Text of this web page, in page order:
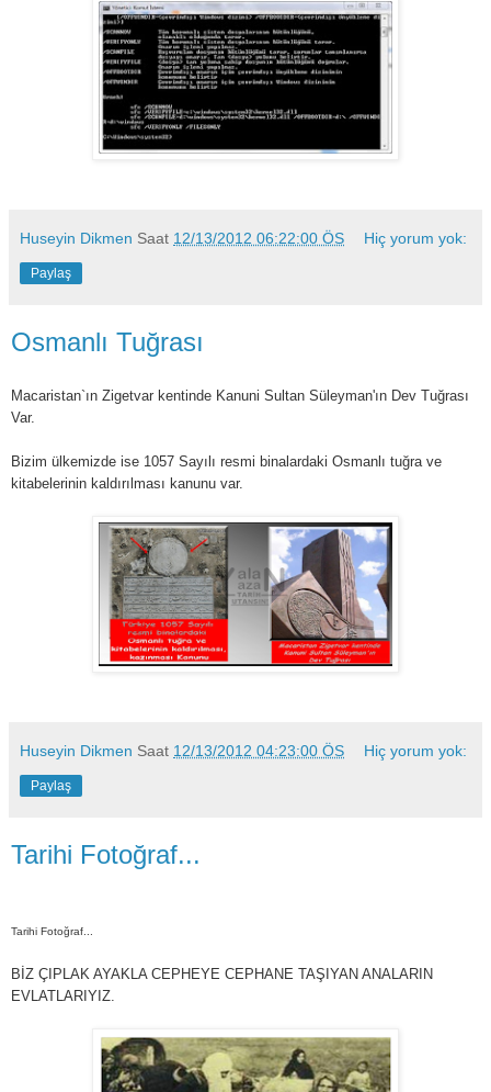
Huseyin Dikmen Saat 12/13/2012 06:22:00 ÖS Hiç yorum yok:
Paylaş
Osmanlı Tuğrası
Macaristan`ın Zigetvar kentinde Kanuni Sultan Süleyman'ın Dev Tuğrası
Var.
Bizim ülkemizde ise 1057 Sayılı resmi binalardaki Osmanlı tuğra ve
kitabelerinin kaldırılması kanunu var.
Huseyin Dikmen Saat 12/13/2012 04:23:00 ÖS Hiç yorum yok:
Paylaş
Tarihi Fotoğraf...
Tarihi Fotoğraf...
BİZ ÇIPLAK AYAKLA CEPHEYE CEPHANE TAŞIYAN ANALARIN
EVLATLARIYIZ.